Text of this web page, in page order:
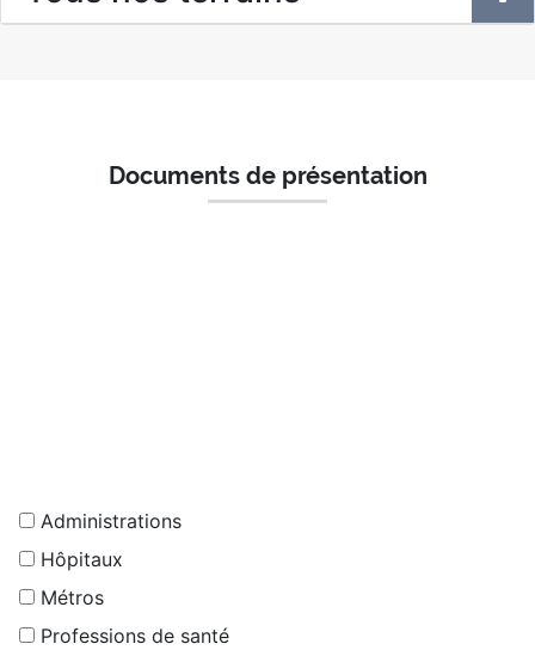
Documents de présentation
Administrations
Hôpitaux
Métros
Professions de santé